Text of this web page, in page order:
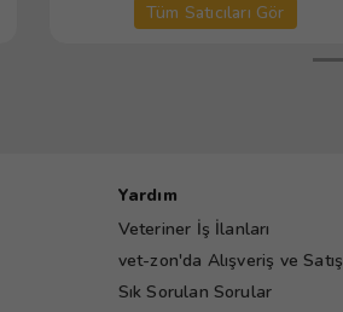
Tüm Satıcıları Gör
Yardım
Veteriner İş İlanları
vet-zon'da Alışveriş ve Satış
Sık Sorulan Sorular